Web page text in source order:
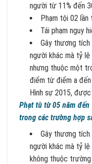
người từ 11% đến
Phạm tội 02 lần
Tái phạm nguy
Gây thương
người khác mà tỷ
nhưng thuộc một
điểm từ điểm a
Hình sự 2015,
Phạt tù từ 05 năm
trong các trường hợp
Gây thương
người khác mà tỷ
không thuộc